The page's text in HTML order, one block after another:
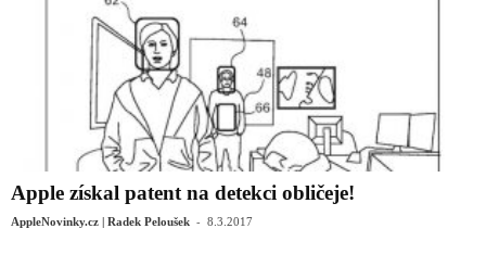
Apple získal patent na detekci obličeje!
AppleNovinky.cz | Radek Peloušek - 8.3.2017